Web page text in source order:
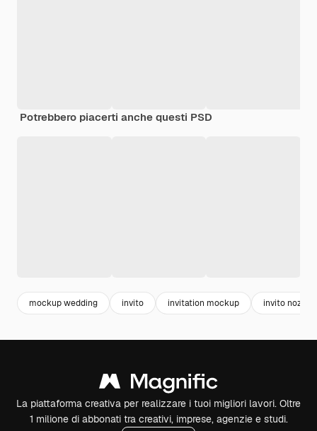
Potrebbero piacerti anche questi PSD
mockup wedding invito invitation mockup invito nozze
La piattaforma creativa per realizzare i tuoi migliori lavori. Oltre
1 milione di abbonati tra creativi, imprese, agenzie e studi.